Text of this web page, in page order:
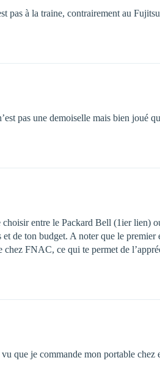
pas à la traine, contrairement au
pas une demoiselle mais bien
entre le Packard Bell (1ier lien)
de ton budget. A noter que le
FNAC, ce qui te permet de
que je commande mon portable chez